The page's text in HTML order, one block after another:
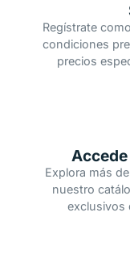
Regístrate
condiciones
precios
Explora más
nuestro
exclusivos